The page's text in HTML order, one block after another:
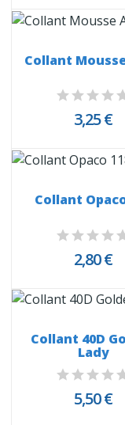
Collant
3,25 €
Collant
2,80 €
Collant 40D
Lady
5,50 €